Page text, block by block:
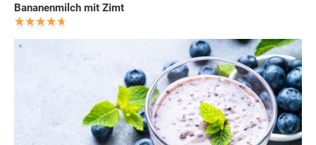
Bananenmilch mit Zimt